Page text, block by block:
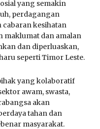
yang semakin
perdagangan
cabaran kesihatan
maklumat dan amalan
dan diperluaskan,
seperti Timor Leste.
yang kolaboratif
awam, swasta,
akan
tahan dan
masyarakat.